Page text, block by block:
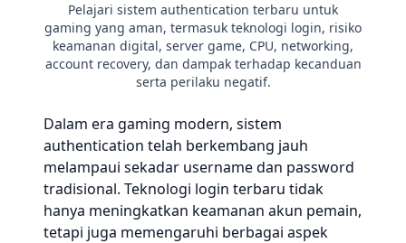
Pelajari sistem authentication terbaru untuk
gaming yang aman, termasuk teknologi login, risiko
keamanan digital, server game, CPU, networking,
account recovery, dan dampak terhadap kecanduan
serta perilaku negatif.
Dalam era gaming modern, sistem
authentication telah berkembang jauh
melampaui sekadar username dan password
tradisional. Teknologi login terbaru tidak
hanya meningkatkan keamanan akun pemain,
tetapi juga memengaruhi berbagai aspek